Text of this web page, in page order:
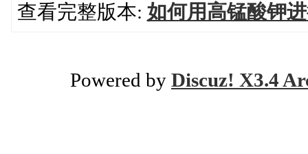
查看完整版本: 如何用高锰酸钾
Powered by Discuz! X3.4